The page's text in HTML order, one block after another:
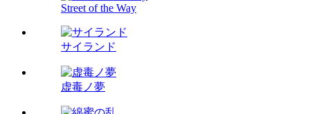
Street of the Way
サイランド
虚毒ノ夢